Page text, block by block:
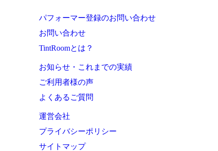
パフォーマー登録のお問い合わせ
お問い合わせ
TintRoomとは？
お知らせ・これまでの実績
ご利用者様の声
よくあるご質問
運営会社
プライバシーポリシー
サイトマップ